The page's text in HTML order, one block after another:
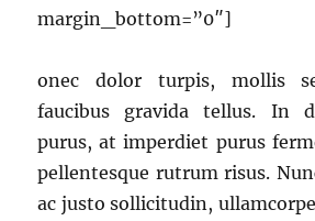
margin_bottom=”0″]
onec dolor turpis, mollis
faucibus gravida tellus. In
purus, at imperdiet purus
pellentesque rutrum risus.
ac justo sollicitudin,